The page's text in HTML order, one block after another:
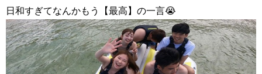
日和すぎてなんかもう【最高】の一言😭